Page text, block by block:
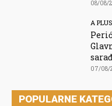
08/08/
A
07/08/
POPULARNE